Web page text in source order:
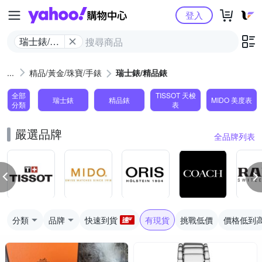
Yahoo購物中心
瑞士錶/精
登入
精品/黃金/珠寶/手錶 瑞士錶/精品錶
全部
分類
瑞士錶 精品錶
TISSOT 天梭
表
MIDO 美度表
嚴選品牌 全品牌列表
分類 品牌 快速到貨 有現貨 挑戰低價 價格低到